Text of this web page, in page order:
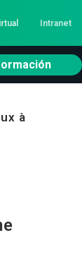
Intranet
à